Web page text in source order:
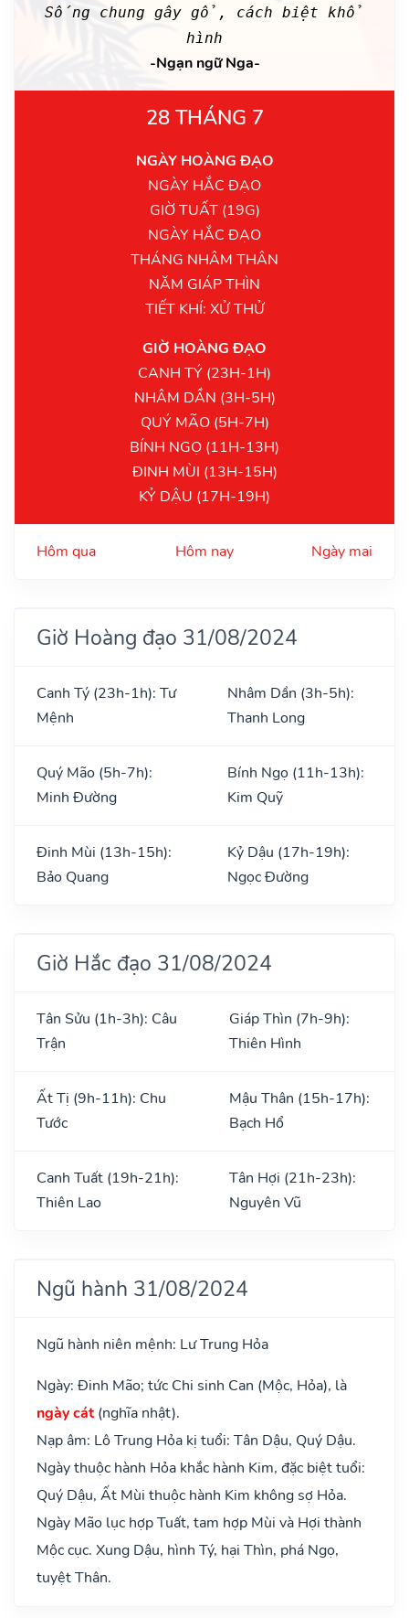
Sống chung gây gổ, cách biệt khổ
hình
-Ngạn ngữ Nga-
28 THÁNG 7
NGÀY HOÀNG ĐẠO
NGÀY HẮC ĐẠO
GIỜ TUẤT (19G)
NGÀY HẮC ĐẠO
THÁNG NHÂM THÂN
NĂM GIÁP THÌN
TIẾT KHÍ: XỬ THỬ
GIỜ HOÀNG ĐẠO
CANH TÝ (23H-1H)
NHÂM DẦN (3H-5H)
QUÝ MÃO (5H-7H)
BÍNH NGỌ (11H-13H)
ĐINH MÙI (13H-15H)
KỶ DẬU (17H-19H)
Hôm qua Hôm nay Ngày mai
Giờ Hoàng đạo 31/08/2024
Canh Tý (23h-1h): Tư
Mệnh
Nhâm Dần (3h-5h):
Thanh Long
Quý Mão (5h-7h):
Minh Đường
Bính Ngọ (11h-13h):
Kim Quỹ
Đinh Mùi (13h-15h):
Bảo Quang
Kỷ Dậu (17h-19h):
Ngọc Đường
Giờ Hắc đạo 31/08/2024
Tân Sửu (1h-3h): Câu
Trận
Giáp Thìn (7h-9h):
Thiên Hình
Ất Tị (9h-11h): Chu
Tước
Mậu Thân (15h-17h):
Bạch Hổ
Canh Tuất (19h-21h):
Thiên Lao
Tân Hợi (21h-23h):
Nguyên Vũ
Ngũ hành 31/08/2024
Ngũ hành niên mệnh: Lư Trung Hỏa
Ngày: Đinh Mão; tức Chi sinh Can (Mộc, Hỏa), là
ngày cát(nghĩa nhật).
Nạp âm: Lô Trung Hỏa kị tuổi: Tân Dậu, Quý Dậu.
Ngày thuộc hành Hỏa khắc hành Kim, đặc biệt tuổi:
Quý Dậu, Ất Mùi thuộc hành Kim không sợ Hỏa.
Ngày Mão lục hợp Tuất, tam hợp Mùi và Hợi thành
Mộc cục. Xung Dậu, hình Tý, hại Thìn, phá Ngọ,
tuyệt Thân.